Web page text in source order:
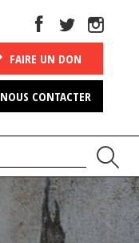
FAIRE UN DON
NOUS CONTACTER